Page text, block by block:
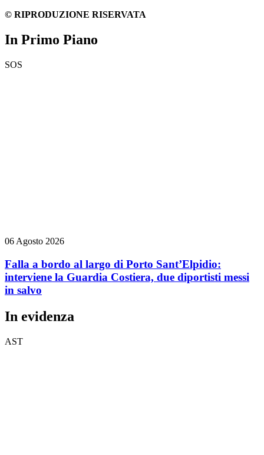
© RIPRODUZIONE RISERVATA
In Primo Piano
SOS
06 Agosto 2026
Falla a bordo al largo di Porto Sant’Elpidio:
interviene la Guardia Costiera, due diportisti messi
in salvo
In evidenza
AST